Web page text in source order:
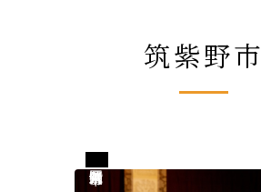
大学コラボプロジェクト
いろり端
筑紫野市